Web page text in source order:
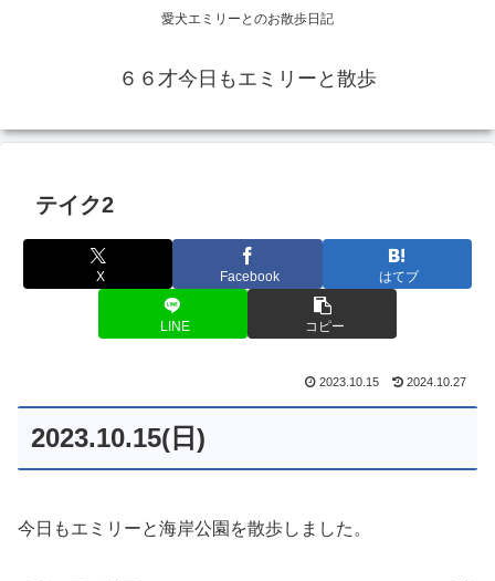
愛犬エミリーとのお散歩日記
６６才今日もエミリーと散歩
テイク2
X Facebook はてブ
LINE コピー
2023.10.15 2024.10.27
2023.10.15(日)
今日もエミリーと海岸公園を散歩しました。